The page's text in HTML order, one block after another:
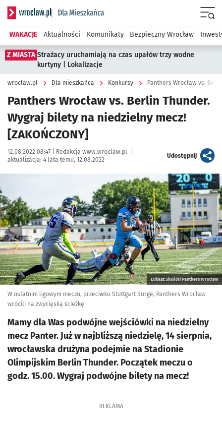
Serwis informacyjny wroclaw.pl podserwis: Dla mieszkańca
WAKACJE Aktualności Komunikaty Bezpieczny Wrocław
Z MIASTA Strażacy uruchamiają na czas upałów trzy wodne
kurtyny | Lokalizacje
wroclaw.pl Dla mieszkańca Konkursy
Panthers Wrocław vs. Berlin Thunder.
Wygraj bilety na niedzielny mecz!
[ZAKOŃCZONY]
Data publikacji:
12.08.2022 08:47 | Autor:
Redakcja www.wroclaw.pl
aktualizacja: 4 lata temu, 12.08.2022
Udostępnijartykuł
Łukasz Skwiot/Panthers Wrocław
W ostatnim ligowym meczu, przeciwko Stuttgart Surge, Panthers Wrocław
wrócili na zwycięską ścieżkę
Mamy dla Was podwójne wejściówki na niedzielny
mecz Panter. Już w najbliższą niedzielę, 14 sierpnia,
wrocławska drużyna podejmie na Stadionie
Olimpijskim Berlin Thunder. Początek meczu o
godz. 15.00. Wygraj podwójne bilety na mecz!
REKLAMA